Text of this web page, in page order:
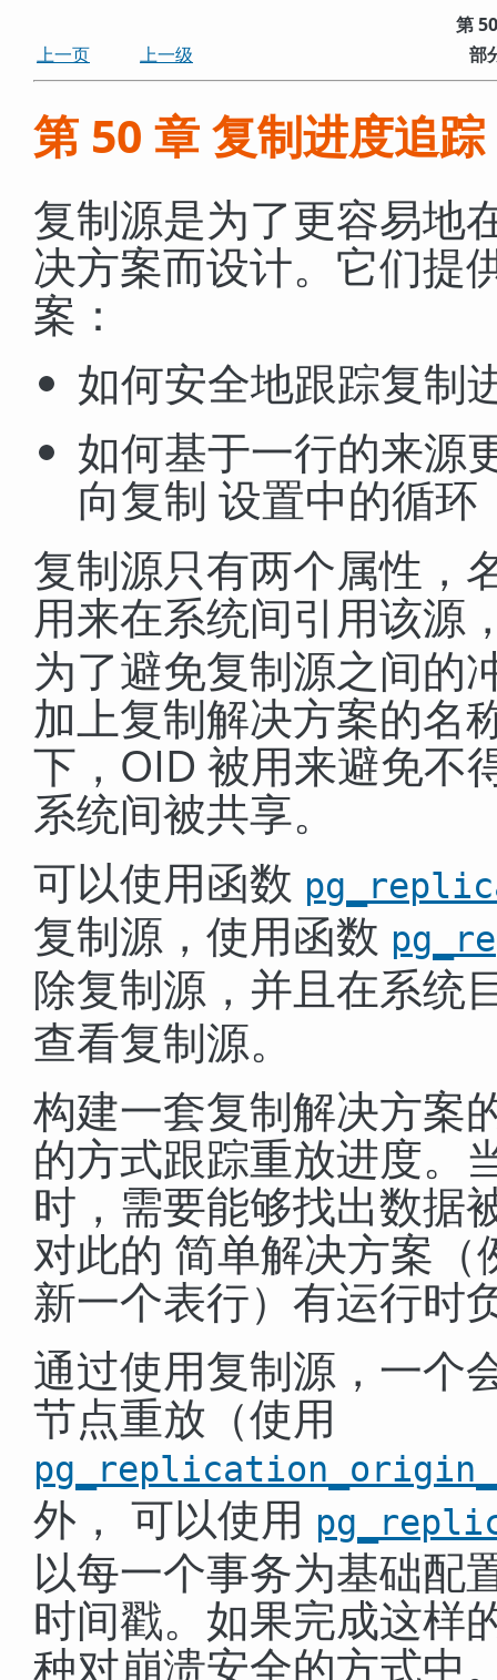
第
上一页
上一级 部
第 50 章 复制进度追踪
复制源是为了更容易地
决方案而设计。它们提
案：
如何安全地跟踪复制
如何基于一行的来源
向复制 设置中的循环
复制源只有两个属性，
用来在系统间引用该源
为了避免复制源之间的
加上复制解决方案的名
下，OID 被用来避免不
系统间被共享。
可以使用函数
复制源，使用函数
除复制源，并且在系统
查看复制源。
构建一套复制解决方案
的方式跟踪重放进度。
时，需要能够找出数据
对此的 简单解决方案
新一个表行）有运行时
通过使用复制源，一个
节点重放（使用
外， 可以使用
以每一个事务为基础配
时间戳。如果完成这样
种对崩溃安全的方式中